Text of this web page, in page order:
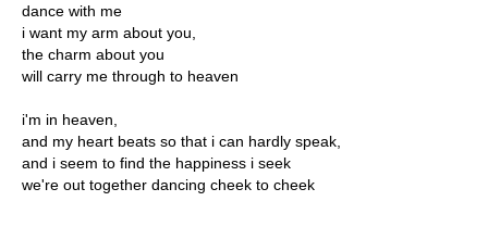
dance with me
i want my arm about you,
the charm about you
will carry me through to heaven
i'm in heaven,
and my heart beats so that i can hardly speak,
and i seem to find the happiness i seek
we're out together dancing cheek to cheek